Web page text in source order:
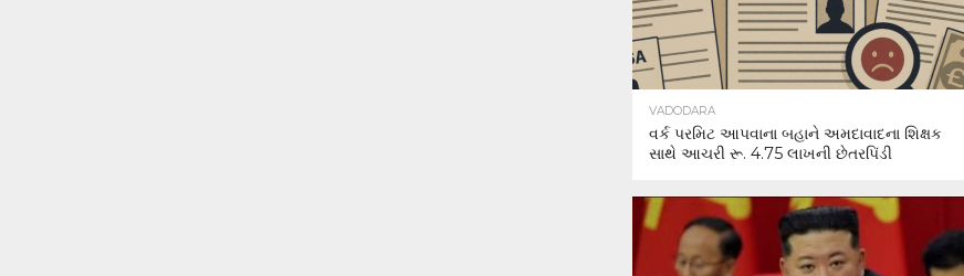
VADODARA
વર્ક પરમિટ આપવાના બહાને અમદાવાદના શિક્ષક
સાથે આચરી રૂ. 4.75 લાખની છેતરપિંડી